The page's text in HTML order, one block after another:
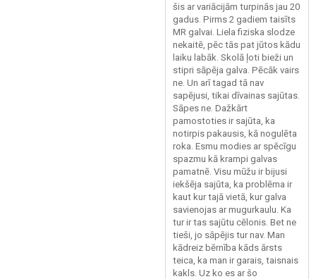
šis ar variācijām turpinās jau 20
gadus. Pirms 2 gadiem taisīts
MR galvai. Liela fiziska slodze
nekaitē, pēc tās pat jūtos kādu
laiku labāk. Skolā ļoti bieži un
stipri sāpēja galva. Pēcāk vairs
ne. Un arī tagad tā nav
sapējusi, tikai dīvainas sajūtas.
Sāpes ne. Dažkārt
pamostoties ir sajūta, ka
notirpis pakausis, kā nogulēta
roka. Esmu modies ar spēcīgu
spazmu kā krampi galvas
pamatnē. Visu mūžu ir bijusi
iekšēja sajūta, ka problēma ir
kaut kur tajā vietā, kur galva
savienojas ar mugurkaulu. Ka
tur ir tas sajūtu cēlonis. Bet ne
tieši, jo sāpējis tur nav. Man
kādreiz bērnība kāds ārsts
teica, ka man ir garais, taisnais
kakls. Uz ko es ar šo